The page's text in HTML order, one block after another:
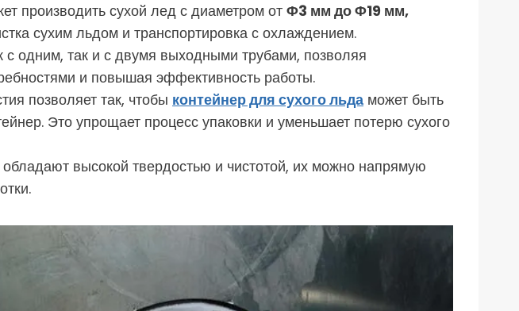
производить сухой лед с диаметром от Φ3 мм до Φ19 мм,
сухим льдом и транспортировка с охлаждением.
одним, так и с двумя выходными трубами, позволяя
и повышая эффективность работы.
позволяет так, чтобы контейнер для сухого льда может быть
Это упрощает процесс упаковки и уменьшает потерю сухого
высокой твердостью и чистотой, их можно напрямую